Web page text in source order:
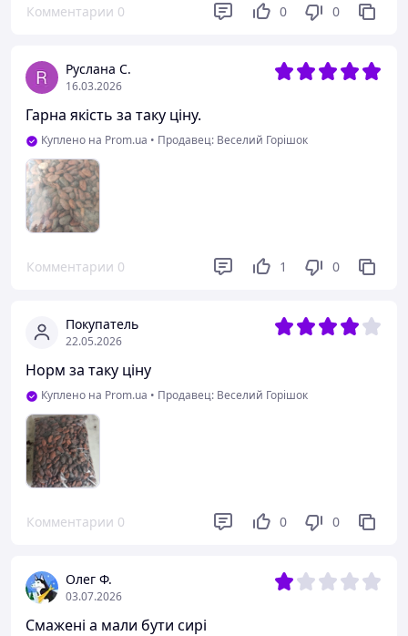
заказ, надеюсь качество какао бобов будет не ниже
предыдущих
Комментарии 0 0 0
Руслана С.
16.03.2026
Гарна якість за таку ціну.
Куплено на Prom.ua • Продавец: Веселий Горішок
Комментарии 0 1 0
Покупатель
22.05.2026
Норм за таку ціну
Куплено на Prom.ua • Продавец: Веселий Горішок
Комментарии 0 0 0
Олег Ф.
03.07.2026
Смажені а мали бути сирі